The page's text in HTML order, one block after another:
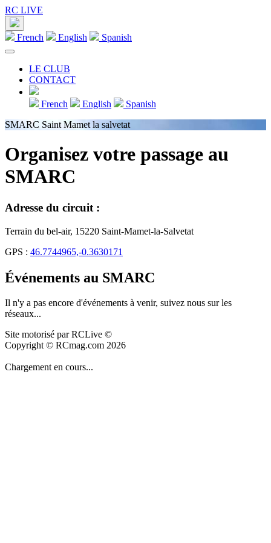
RC LIVE
French English Spanish
LE CLUB
CONTACT
French English
Spanish
SMARC Saint Mamet la salvetat
Organisez votre passage au
SMARC
Adresse du circuit :
Terrain du bel-air, 15220 Saint-Mamet-la-Salvetat
GPS : 46.7744965,-0.3630171
Événements au SMARC
Il n'y a pas encore d'événements à venir, suivez nous sur les
réseaux...
Site motorisé par RCLive ©
Copyright © RCmag.com 2026
Chargement en cours...